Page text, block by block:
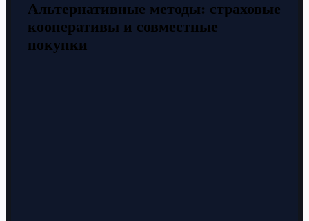
Альтернативные методы: страховые
кооперативы и совместные
покупки